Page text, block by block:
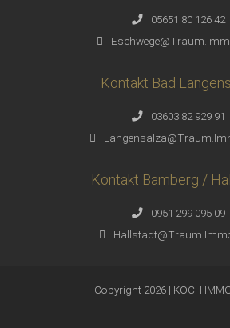
05651 80 126 42
Kontakt Bad
03603 82 929 91
Kontakt Bamberg /
0951 299 095 09
Copyright 2026 | KOCH